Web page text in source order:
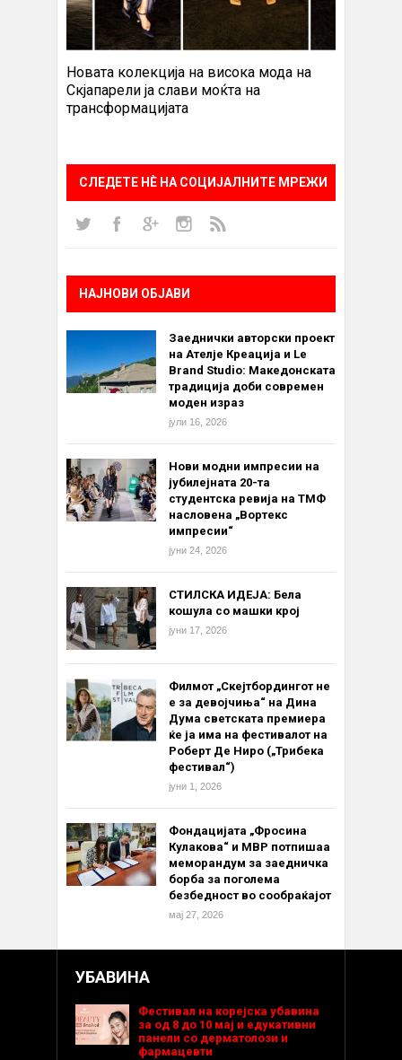
Новата колекција на висока мода на
Скјапарели ја слави моќта на
трансформацијата
СЛЕДЕТЕ НÈ НА СОЦИЈАЛНИТЕ МРЕЖИ
НАЈНОВИ ОБЈАВИ
Заеднички авторски проект
на Ателје Креација и Le
Brand Studio: Македонската
традиција доби современ
моден израз
јули 16, 2026
Нови модни импресии на
јубилејната 20-та
студентска ревија на ТМФ
насловена „Вортекс
импресии“
јуни 24, 2026
СТИЛСКА ИДЕЈА: Бела
кошула со машки крој
јуни 17, 2026
Филмот „Скејтбордингот не
е за девојчиња“ на Дина
Дума светската премиера
ќе ја има на фестивалот на
Роберт Де Ниро („Трибека
фестивал“)
јуни 1, 2026
Фондацијата „Фросина
Кулакова“ и МВР потпишаа
меморандум за заедничка
борба за поголема
безбедност во сообраќајот
мај 27, 2026
УБАВИНА
Фестивал на корејска убавина
за од 8 до 10 мај и едукативни
панели со дерматолози и
фармацевти